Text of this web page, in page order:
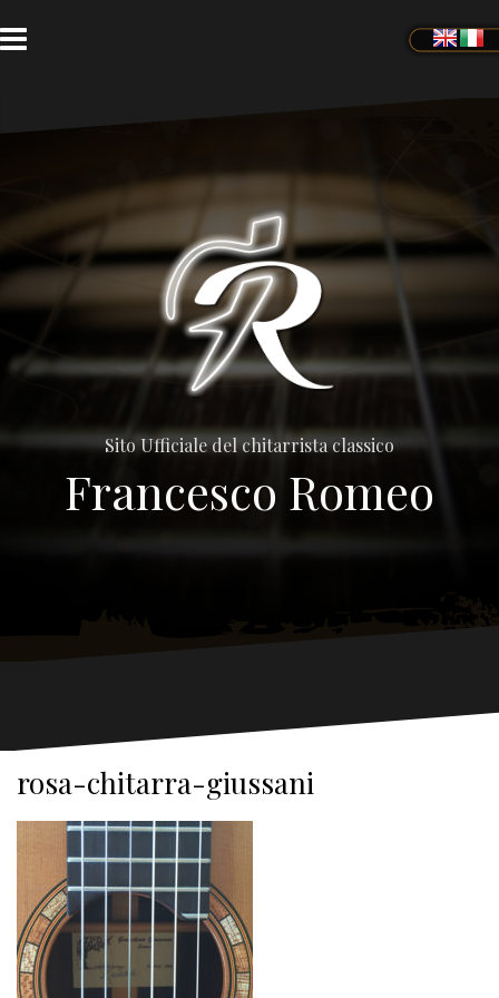
al
contenuto
Sito Ufficiale del chitarrista classico
Francesco Romeo
rosa-chitarra-giussani